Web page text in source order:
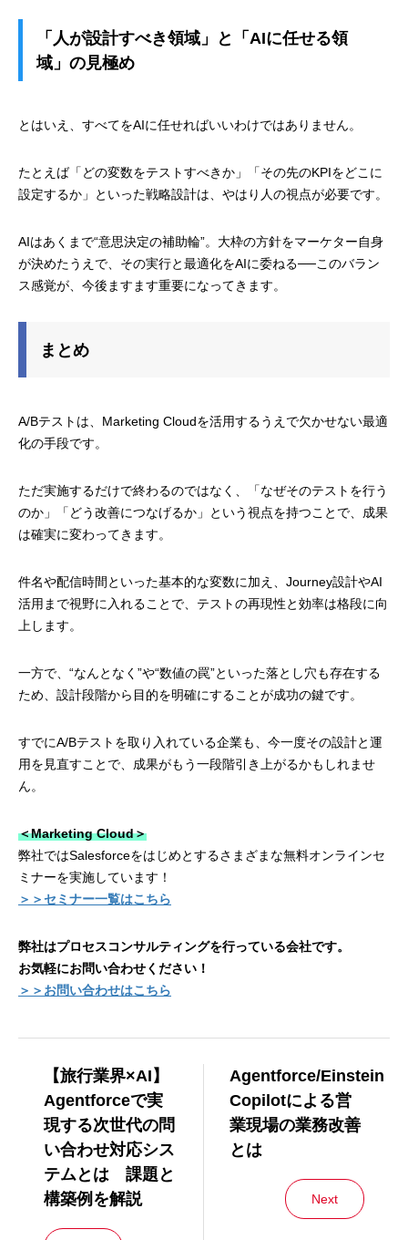
「人が設計すべき領域」と「AIに任せる領
域」の見極め
とはいえ、すべてをAIに任せればいいわけではありません。
たとえば「どの変数をテストすべきか」「その先のKPIをどこに
設定するか」といった戦略設計は、やはり人の視点が必要です。
AIはあくまで“意思決定の補助輪”。大枠の方針をマーケター自身
が決めたうえで、その実行と最適化をAIに委ねる──このバラン
ス感覚が、今後ますます重要になってきます。
まとめ
A/Bテストは、Marketing Cloudを活用するうえで欠かせない最適
化の手段です。
ただ実施するだけで終わるのではなく、「なぜそのテストを行う
のか」「どう改善につなげるか」という視点を持つことで、成果
は確実に変わってきます。
件名や配信時間といった基本的な変数に加え、Journey設計やAI
活用まで視野に入れることで、テストの再現性と効率は格段に向
上します。
一方で、“なんとなく”や“数値の罠”といった落とし穴も存在する
ため、設計段階から目的を明確にすることが成功の鍵です。
すでにA/Bテストを取り入れている企業も、今一度その設計と運
用を見直すことで、成果がもう一段階引き上がるかもしれませ
ん。
＜Marketing Cloud＞
弊社ではSalesforceをはじめとするさまざまな無料オンラインセ
ミナーを実施しています！
＞＞セミナー一覧はこちら
弊社はプロセスコンサルティングを行っている会社です。
お気軽にお問い合わせください！
＞＞お問い合わせはこちら
【旅行業界×AI】
Agentforceで実
現する次世代の問
い合わせ対応シス
テムとは 課題と
構築例を解説
Agentforce/Einstein
Copilotによる営
業現場の業務改善
とは
Next